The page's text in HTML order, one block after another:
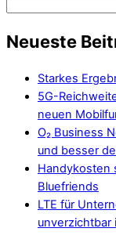
Neueste
Starkes
5G-
neuen
O₂ Business
und besser
Handykosten
Bluefriends
LTE für
unverzichtbar